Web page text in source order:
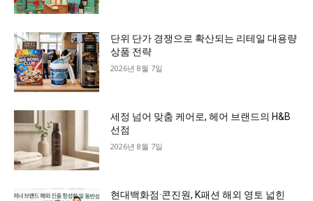
단위 단가 경쟁으로 확산되는 리테일 대용량
상품 전략
2026년 8월 7일
세정 넘어 맞춤 케어로, 헤어 브랜드의 H&B
선점
2026년 8월 7일
현대백화점·콘진원, K패션 해외 영토 넓힌